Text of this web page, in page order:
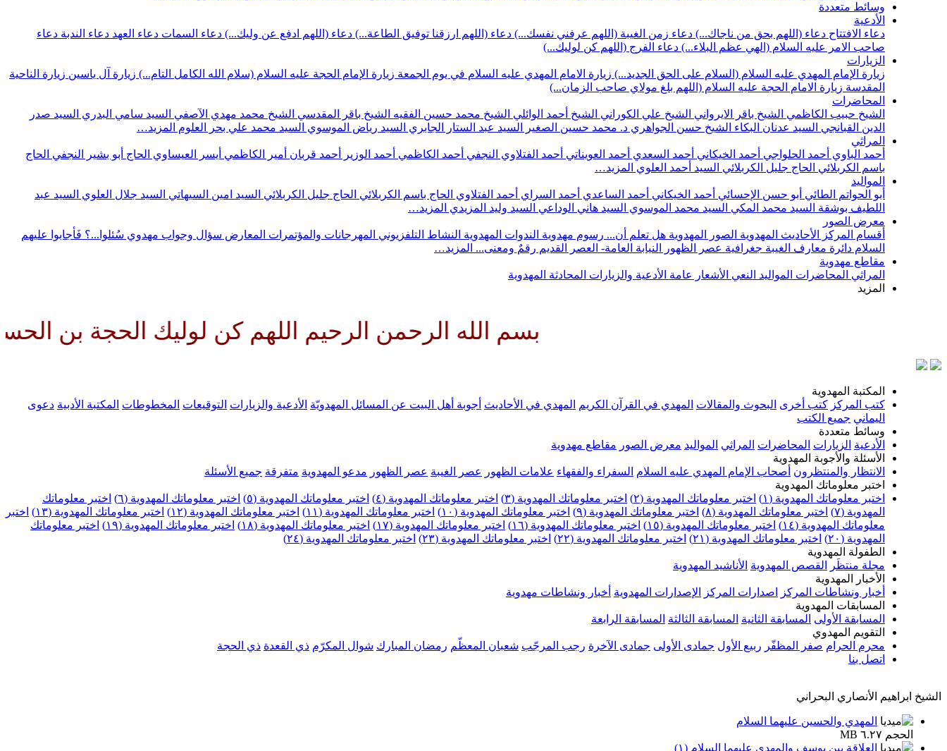
وسائط متعددة
الأدعية
دعاء الافتتاح دعاء (اللهم بحق من ناجاك...) دعاء زمن الغيبة (اللهم عرفني نفسك...) دعاء (اللهم ارزقنا توفيق الطاعة...) دعاء (اللهم ادفع عن وليك...) دعاء السمات دعاء العهد دعاء الندبة دعاء
صاحب الامر عليه السلام (الهي عظم البلاء...) دعاء الفرج (اللهم كن لوليك...)
الزيارات
زيارة الإمام المهدي عليه السلام (السلام على الحق الجديد...) زيارة الامام المهدي عليه السلام في يوم الجمعة زيارة الإمام الحجة عليه السلام (سلام الله الكامل التام...) زيارة آل ياسين زيارة الناحية
المقدسة زيارة الامام الحجة عليه السلام (اللهم بلغ مولاي صاحب الزمان...)
المحاضرات
الشيخ حبيب الكاظمي الشيخ باقر الايرواني الشيخ علي الكوراني الشيخ أحمد الوائلي الشيخ محمد حسين الفقيه الشيخ باقر المقدسي الشيخ محمد مهدي الآصفي السيد سامي البدري السيد صدر
الدين القبانجي السيد عدنان البكاء الشيخ حسن الجواهري د. محمد حسين الصغير السيد عبد الستار الجابري السيد رياض الموسوي السيد محمد علي بحر العلوم المزيد…
المراثي
أحمد الباوي أحمد الحلواجي أحمد الخيكاني أحمد السعدي أحمد العويناتي أحمد الفتلاوي النجفي أحمد الكاظمي أحمد الوزير أحمد قربان أمير الكاظمي أيسر العيساوي الحاج أبو بشير النجفي الحاج
باسم الكربلائي الحاج جليل الكربلائي السيد أحمد العلوي المزيد…
المواليد
أبو الحواتم الطائي أبو حسن الإحسائي أحمد الخيكاني أحمد الساعدي أحمد السراي أحمد الفتلاوي الحاج باسم الكربلائي الحاج جليل الكربلائي السيد امين السيهاتي السيد جلال العلوي السيد عبد
اللطيف بوشقة السيد محمد المكي السيد محمد الموسوي السيد هاني الوداعي السيد وليد المزيدي المزيد…
معرض الصور
أقسام المركز
الأحاديث المهدوية الصور المهدوية هل تعلم أن... رسوم مهدوية الندوات المهدوية النشاط التلفزيوني المهرجانات والمؤتمرات المعارض سؤال وجواب مهدوي سُئلوا...؟ فَأجابوا عليهم
السلام دائرة معارف الغيبة جغرافية عصر الظهور النيابة العامة- العصر القديم رقمٌ ومعنى... المزيد…
مقاطع مهدوية
المراثي المحاضرات المواليد النعي الأشعار عامة الأدعية والزيارات المحادثة المهدوية
المزيد
بسم الله الرحمن الرحيم اللهم كن لوليك الحجة بن الحسن
المكتبة المهدوية
كتب المركز كتب أخرى البحوث والمقالات المهدي في القرآن الكريم المهدي في الأحاديث أجوبة أهل البيت عن المسائل المهدويّة الأدعية والزيارات التوقيعات المخطوطات المكتبة الأدبية دعوى
اليماني جميع الكتب
وسائط متعددة
الأدعية الزيارات المحاضرات المراثي المواليد معرض الصور مقاطع مهدوية
الأسئلة والأجوبة المهدوية
الانتظار والمنتظرون أصحاب الإمام المهدي عليه السلام السفراء والفقهاء علامات الظهور عصر الغيبة عصر الظهور مدعو المهدوية متفرقة جميع الأسئلة
اختبر معلوماتك المهدوية
اختبر معلوماتك المهدوية (١)
اختبر معلوماتك المهدوية (٢) اختبر معلوماتك المهدوية (٣) اختبر معلوماتك المهدوية (٤) اختبر معلوماتك المهدوية (٥) اختبر معلوماتك المهدوية (٦)
اختبر معلوماتك
المهدوية (٧)
اختبر معلوماتك المهدوية (٨) اختبر معلوماتك المهدوية (٩) اختبر معلوماتك المهدوية (١٠) اختبر معلوماتك المهدوية (١١) اختبر معلوماتك المهدوية (١٢) اختبر معلوماتك المهدوية (١٣)
اختبر
معلوماتك المهدوية (١٤)
اختبر معلوماتك المهدوية (١٥) اختبر معلوماتك المهدوية (١٦) اختبر معلوماتك المهدوية (١٧) اختبر معلوماتك المهدوية (١٨) اختبر معلوماتك المهدوية (١٩)
اختبر معلوماتك
المهدوية (٢٠)
اختبر معلوماتك المهدوية (٢١) اختبر معلوماتك المهدوية (٢٢) اختبر معلوماتك المهدوية (٢٣)
اختبر معلوماتك المهدوية (٢٤)
الطفولة المهدوية
مجلة منتظَر
القصص المهدوية الأناشيد المهدوية
الأخبار المهدوية
أخبار ونشاطات المركز
اصدارات المركز الإصدارات المهدوية أخبار ونشاطات مهدوية
المسابقات المهدوية
المسابقة الأولى المسابقة الثانية المسابقة الثالثة المسابقة الرابعة
التقويم المهدوي
محرم الحرام صفر المظفّر ربيع الأول جمادى الأولى جمادى الآخرة رجب المرجّب شعبان المعظّم رمضان المبارك شوال المكرّم ذي القعدة ذي الحجة
اتصل بنا
الشيخ ابراهيم الأنصاري البحراني
المهدي والحسين عليهما السلام
الحجم ٦.٢٧ MB
العلاقة بين يوسف والمهدي عليهما السلام (١)